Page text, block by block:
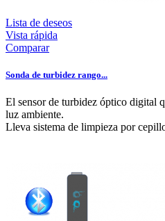
Lista de deseos
Vista rápida
Comparar
Sonda de turbidez rango...
El sensor de turbidez óptico digital
luz ambiente.
Lleva sistema de limpieza por